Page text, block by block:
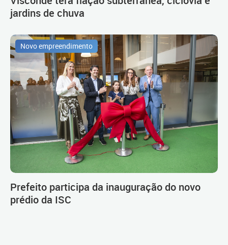
jardins de chuva
Novo empreendimento
Prefeito participa da inauguração do novo
prédio da ISC